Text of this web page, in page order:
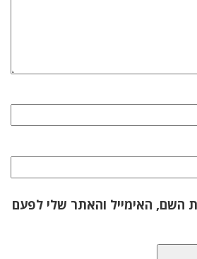
השם, האימייל והאתר שלי לפעם